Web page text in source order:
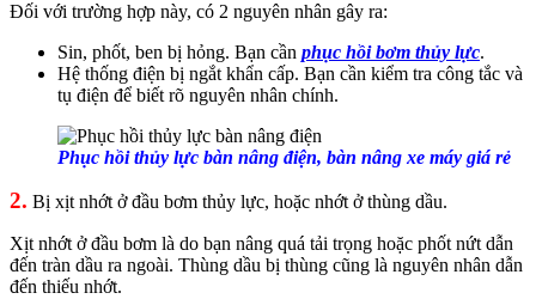
Đối với trường hợp này, có 2 nguyên nhân gây ra:
Sin, phốt, ben bị hỏng. Bạn cần phục hồi bơm thủy lực.
Hệ thống điện bị ngắt khẩn cấp. Bạn cần kiểm tra công tắc và
tụ điện để biết rõ nguyên nhân chính.
Phục hồi thủy lực bàn nâng điện, bàn nâng xe máy giá rẻ
2. Bị xịt nhớt ở đầu bơm thủy lực, hoặc nhớt ở thùng dầu.
Xịt nhớt ở đầu bơm là do bạn nâng quá tải trọng hoặc phốt nứt dẫn
đến tràn dầu ra ngoài. Thùng dầu bị thùng cũng là nguyên nhân dẫn
đến thiếu nhớt.